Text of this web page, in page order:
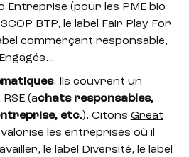
Entreprise (pour les PME bio
BTP, le label
Fair Play For
commerçant responsable,
. Ils couvrent un
(achats responsables,
etc.). Citons Great
les entreprises où il
le label Diversité, le label